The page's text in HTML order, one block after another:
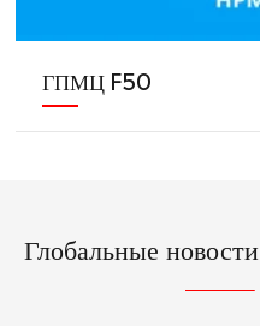
ГПМЦ F50
Глобальные